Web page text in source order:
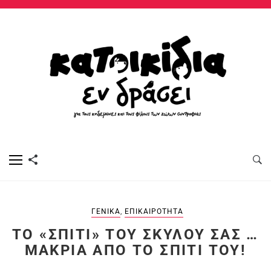
ΓΕΝΙΚΆ, ΕΠΙΚΑΙΡΌΤΗΤΑ
TO «ΣΠΊΤΙ» ΤΟΥ ΣΚΎΛΟΥ ΣΑΣ …
ΜΑΚΡΙΆ ΑΠΌ ΤΟ ΣΠΊΤΙ ΤΟΥ!